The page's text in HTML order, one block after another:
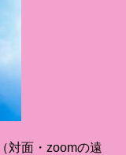
対面・zoomの遠